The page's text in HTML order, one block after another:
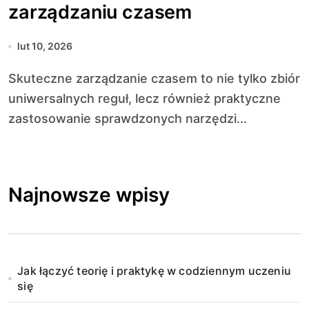
zarządzaniu czasem
lut 10, 2026
Skuteczne zarządzanie czasem to nie tylko zbiór
uniwersalnych reguł, lecz również praktyczne
zastosowanie sprawdzonych narzędzi...
Najnowsze wpisy
Jak łączyć teorię i praktykę w codziennym uczeniu
się